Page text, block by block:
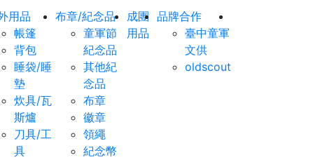
用品
帳篷
背包
睡袋/睡
墊
炊具/瓦
斯爐
刀具/工
具
布章/紀念品
童軍節
紀念品
其他紀
念品
布章
徽章
領繩
紀念幣
成團
用品
品牌合作
臺中童軍
文供
oldscout